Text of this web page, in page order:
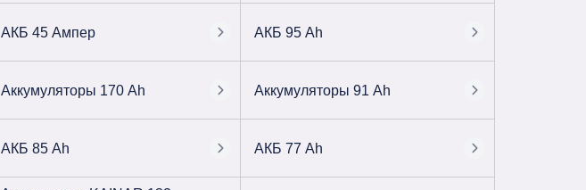
АКБ 45 Ампер АКБ 95 Ah
Аккумуляторы 170 Ah Аккумуляторы 91 Ah
АКБ 85 Ah АКБ 77 Ah